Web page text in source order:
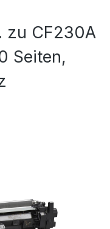
zu CF230A
Seiten,